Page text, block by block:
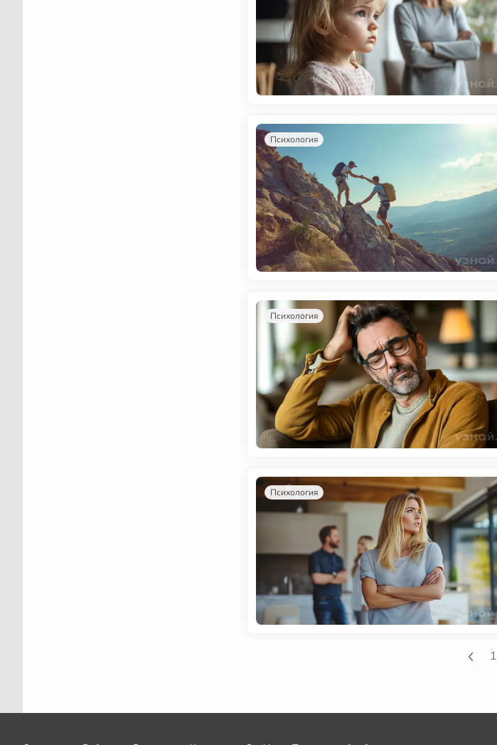
Психология
Психология
Психология
1